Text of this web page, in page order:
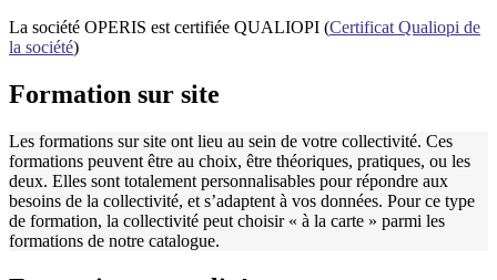
La société OPERIS est certifiée QUALIOPI (Certificat Qualiopi de
la société)
Formation sur site
Les formations sur site ont lieu au sein de votre collectivité. Ces
formations peuvent être au choix, être théoriques, pratiques, ou les
deux. Elles sont totalement personnalisables pour répondre aux
besoins de la collectivité, et s’adaptent à vos données. Pour ce type
de formation, la collectivité peut choisir « à la carte » parmi les
formations de notre catalogue.